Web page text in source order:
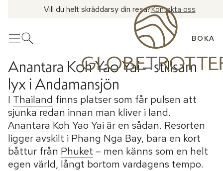
Vill du helt skräddarsy din resa?Kontakta oss
MenyÖppna sök BOKA
Anantara Koh Yao Yai – stillsam
lyx i Andamansjön
I Thailand finns platser som får pulsen att
sjunka redan innan man kliver i land.
Anantara Koh Yao Yaiär en sådan. Resorten
ligger avskilt i Phang Nga Bay, bara en kort
båttur från Phuket – men känns som en helt
egen värld, långt bortom vardagens tempo.